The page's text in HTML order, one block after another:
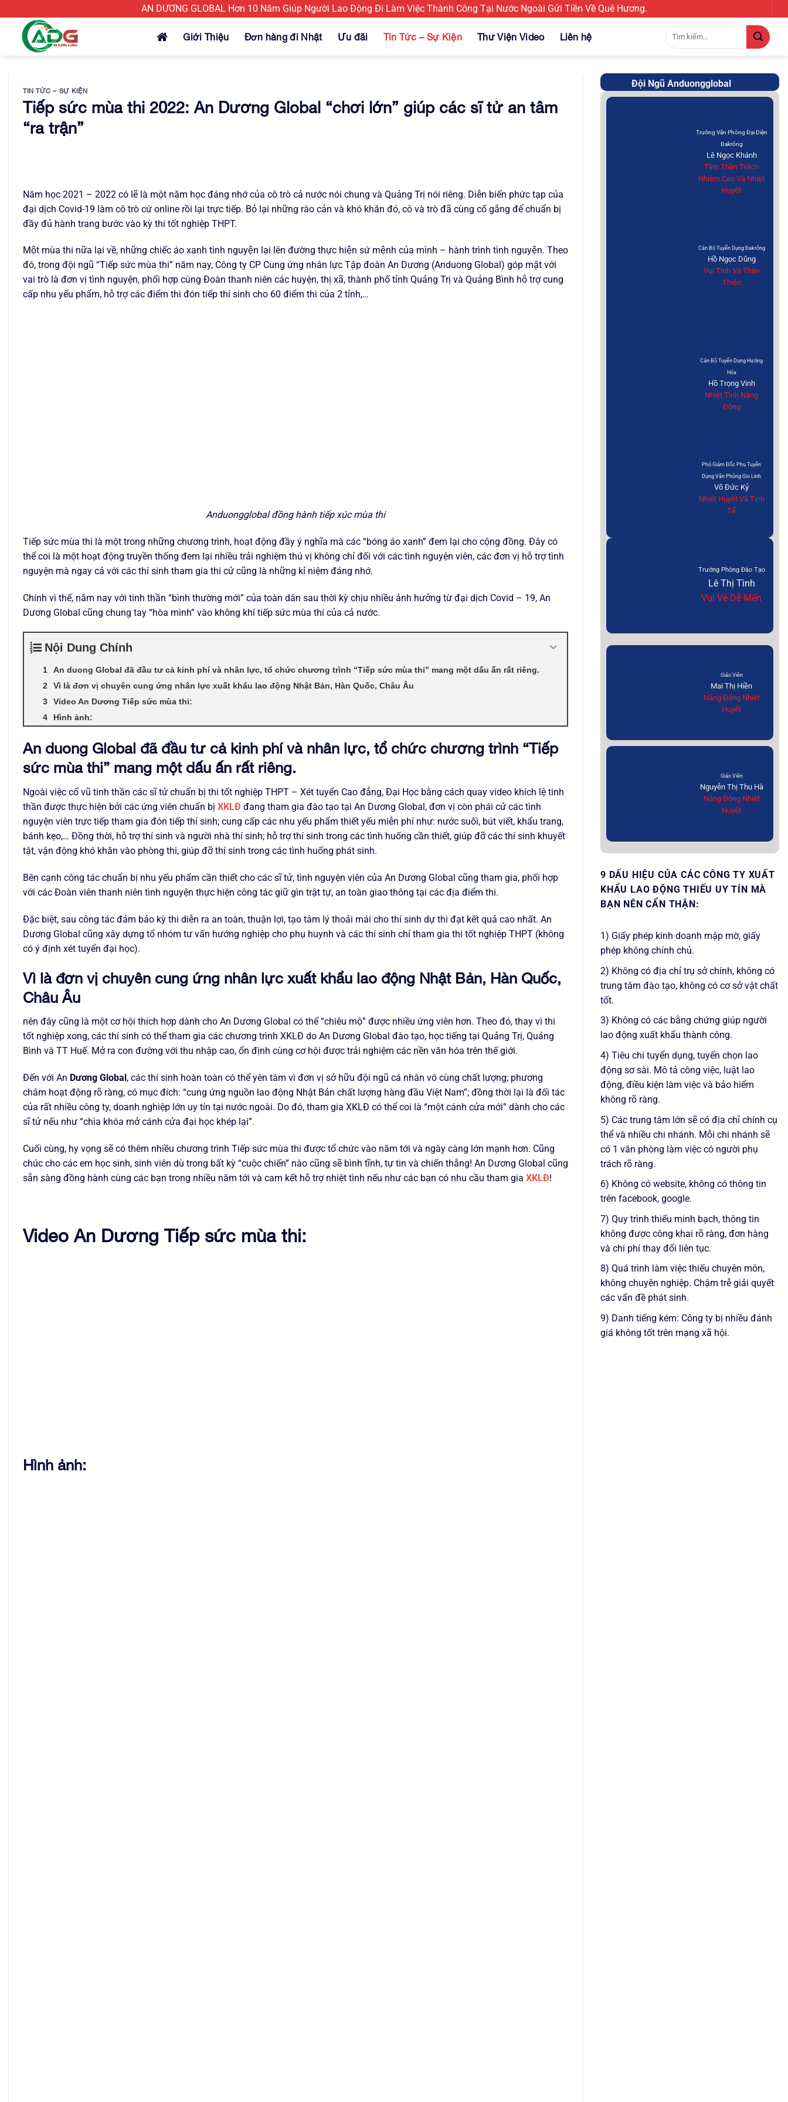
AN DƯƠNG GLOBAL Hơn 10 Năm Giúp Người Lao Động Đi Làm Việc Thành Công Tại Nước Ngoài Gửi Tiền Về Quê Hương.
Giới Thiệu Đơn hàng đi Nhật Ưu đãi Tin Tức – Sự Kiện Thư Viện Video Liên hệ
kiếm:
TIN TỨC – SỰ KIỆN
Tiếp sức mùa thi 2022: An Dương Global “chơi lớn” giúp các sĩ tử an tâm
“ra trận”
Năm học 2021 – 2022 có lẽ là một năm học đáng nhớ của cô trò cả nước nói chung và Quảng Trị nói riêng. Diễn biến phức tạp của
đại dịch Covid-19 làm cô trò cứ online rồi lại trực tiếp. Bỏ lại những rào cản và khó khăn đó, cô và trò đã cùng cố gắng để chuẩn bị
đầy đủ hành trang bước vào kỳ thi tốt nghiệp THPT.
Một mùa thi nữa lại về, những chiếc áo xanh tình nguyện lại lên đường thực hiện sứ mệnh của mình – hành trình tình nguyện. Theo
đó, trong đội ngũ “Tiếp sức mùa thi” năm nay, Công ty CP Cung ứng nhân lực Tập đoàn An Dương (Anduong Global) góp mặt với
vai trò là đơn vị tình nguyện, phối hợp cùng Đoàn thanh niên các huyện, thị xã, thành phố tỉnh Quảng Trị và Quảng Bình hỗ trợ cung
cấp nhu yếu phẩm, hỗ trợ các điểm thi đón tiếp thí sinh cho 60 điểm thi của 2 tỉnh,…
Anduongglobal đồng hành tiếp xúc mùa thi
Tiếp sức mùa thi là một trong những chương trình, hoạt động đầy ý nghĩa mà các “bóng áo xanh” đem lại cho cộng đồng. Đây có
thể coi là một hoạt động truyền thống đem lại nhiều trải nghiệm thú vị không chỉ đối với các tình nguyện viên, các đơn vị hỗ trợ tình
nguyện mà ngay cả với các thí sinh tham gia thi cử cũng là những kỉ niệm đáng nhớ.
Chính vì thế, năm nay với tinh thần “bình thường mới” của toàn dân sau thời kỳ chịu nhiều ảnh hưởng từ đại dịch Covid – 19, An
Dương Global cũng chung tay “hòa mình” vào không khí tiếp sức mùa thi của cả nước.
Nội Dung Chính
An duong Global đã đầu tư cả kinh phí và nhân lực, tổ chức chương trình “Tiếp sức mùa thi” mang một dấu ấn rất riêng.
Vì là đơn vị chuyên cung ứng nhân lực xuất khẩu lao động Nhật Bản, Hàn Quốc, Châu Âu
Video An Dương Tiếp sức mùa thi:
Hình ảnh:
An duong Global đã đầu tư cả kinh phí và nhân lực, tổ chức chương trình “Tiếp
sức mùa thi” mang một dấu ấn rất riêng.
Ngoài việc cổ vũ tinh thần các sĩ tử chuẩn bị thi tốt nghiệp THPT – Xét tuyển Cao đẳng, Đại Học bằng cách quay video khích lệ tinh
thần được thực hiện bởi các ứng viên chuẩn bị XKLĐ đang tham gia đào tạo tại An Dương Global, đơn vị còn phái cử các tình
nguyện viên trực tiếp tham gia đón tiếp thí sinh; cung cấp các nhu yếu phẩm thiết yếu miễn phí như: nước suối, bút viết, khẩu trang,
bánh kẹo,… Đồng thời, hỗ trợ thí sinh và người nhà thí sinh; hỗ trợ thí sinh trong các tình huống cần thiết, giúp đỡ các thí sinh khuyết
tật, vận động khó khăn vào phòng thi, giúp đỡ thí sinh trong các tình huống phát sinh.
Bên cạnh công tác chuẩn bị nhu yếu phẩm cần thiết cho các sĩ tử, tình nguyện viên của An Dương Global cũng tham gia, phối hợp
với các Đoàn viên thanh niên tình nguyện thực hiện công tác giữ gìn trật tự, an toàn giao thông tại các địa điểm thi.
Đặc biệt, sau công tác đảm bảo kỳ thi diễn ra an toàn, thuận lợi, tạo tâm lý thoải mái cho thí sinh dự thi đạt kết quả cao nhất. An
Dương Global cũng xây dựng tổ nhóm tư vấn hướng nghiệp cho phụ huynh và các thí sinh chỉ tham gia thi tốt nghiệp THPT (không
có ý định xét tuyển đại học).
Vì là đơn vị chuyên cung ứng nhân lực xuất khẩu lao động Nhật Bản, Hàn Quốc,
Châu Âu
nên đây cũng là một cơ hội thích hợp dành cho An Dương Global có thể “chiêu mộ” được nhiều ứng viên hơn. Theo đó, thay vì thi
tốt nghiệp xong, các thí sinh có thể tham gia các chương trình XKLĐ do An Dương Global đào tạo, học tiếng tại Quảng Trị, Quảng
Bình và TT Huế. Mở ra con đường với thu nhập cao, ổn định cùng cơ hội được trải nghiệm các nền văn hóa trên thế giới.
Đến với An Dương Global , các thí sinh hoàn toàn có thể yên tâm vì đơn vị sở hữu đội ngũ cá nhân vô cùng chất lượng; phương
châm hoạt động rõ ràng, có mục đích: “cung ứng nguồn lao động Nhật Bản chất lượng hàng đầu Việt Nam”; đồng thời lại là đối tác
của rất nhiều công ty, doanh nghiệp lớn uy tín tại nước ngoài. Do đó, tham gia XKLĐ có thể coi là “một cánh cửa mới” dành cho các
sĩ tử nếu như “chìa khóa mở cánh cửa đại học khép lại”.
Cuối cùng, hy vọng sẽ có thêm nhiều chương trình Tiếp sức mùa thi được tổ chức vào năm tới và ngày càng lớn mạnh hơn. Cũng
chúc cho các em học sinh, sinh viên dù trong bất kỳ “cuộc chiến” nào cũng sẽ bình tĩnh, tự tin và chiến thắng! An Dương Global cũng
sẵn sàng đồng hành cùng các bạn trong nhiều năm tới và cam kết hỗ trợ nhiệt tình nếu như các bạn có nhu cầu tham gia XKLĐ!
Video An Dương Tiếp sức mùa thi:
Hình ảnh:
Đội Ngũ Anduongglobal
Trưởng Văn Phòng Đại Diện
Đakrông
Lê Ngọc Khánh
Tình Thần Trách
Nhiệm Cao Và Nhiệt
Huyết
Cán Bộ Tuyển Dụng Đakrông
Hồ Ngọc Dũng
Vui Tính Và Thân
Thiện
Cán Bộ Tuyển Dụng Hướng
Hóa
Hồ Trọng Vinh
Nhiệt Tình Năng
Động
Phó Giám Đốc Phụ Tuyển
Dụng Văn Phòng Gio Linh
Võ Đức Kỷ
Nhiệt Huyết Và Tinh
Tế
Trưởng Phòng Đào Tạo
Lê Thị Tình
Vui Vẻ Dễ Mến
Giáo Viên
Mai Thị Hiền
Năng Động Nhiệt
Huyết
Giáo Viên
Nguyễn Thị Thu Hà
Năng Động Nhiệt
Huyết
9 DẤU HIỆU CỦA CÁC CÔNG TY XUẤT
KHẨU LAO ĐỘNG THIẾU UY TÍN MÀ
BẠN NÊN CẨN THẬN:
1) Giấy phép kinh doanh mập mờ, giấy
phép không chính chủ.
2) Không có địa chỉ trụ sở chính, không có
trung tâm đào tạo, không có cơ sở vật chất
tốt.
3) Không có các bằng chứng giúp người
lao động xuất khẩu thành công.
4) Tiêu chí tuyển dụng, tuyển chọn lao
động sơ sài. Mô tả công việc, luật lao
động, điều kiện làm việc và bảo hiểm
không rõ ràng.
5) Các trung tâm lớn sẽ có địa chỉ chính cụ
thể và nhiều chi nhánh. Mỗi chi nhánh sẽ
có 1 văn phòng làm việc có người phụ
trách rõ ràng.
6) Không có website, không có thông tin
trên facebook, google.
7) Quy trình thiếu minh bạch, thông tin
không được công khai rõ ràng, đơn hàng
và chi phí thay đổi liên tục.
8) Quá trình làm việc thiếu chuyên môn,
không chuyên nghiệp. Chậm trễ giải quyết
các vấn đề phát sinh.
9) Danh tiếng kém: Công ty bị nhiều đánh
giá không tốt trên mạng xã hội.